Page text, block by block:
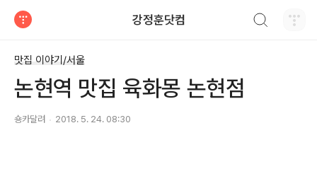
강정훈닷컴
맛집 이야기/서울
논현역 맛집 육화몽 논현점
숑카달려 2018. 5. 24. 08:30